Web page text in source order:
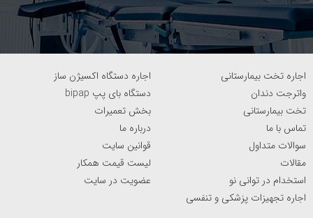
عضویت
اجاره تخت بیمارستانی
اجاره دستگاه اکسیژن ساز
واترجت دندان
دستگاه بای پپ bipap
تخت بیمارستانی
بخش تعمیرات
تماس با ما